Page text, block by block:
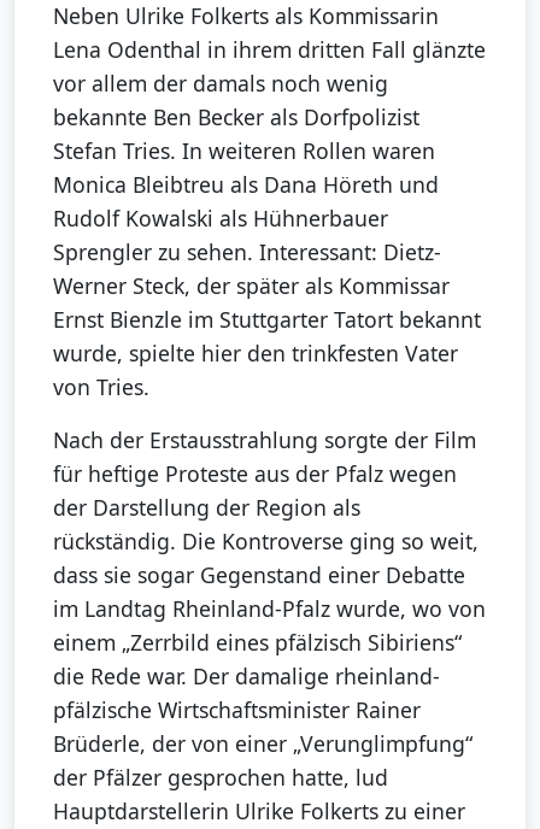
Neben Ulrike Folkerts als Kommissarin
Lena Odenthal in ihrem dritten Fall glänzte
vor allem der damals noch wenig
bekannte Ben Becker als Dorfpolizist
Stefan Tries. In weiteren Rollen waren
Monica Bleibtreu als Dana Höreth und
Rudolf Kowalski als Hühnerbauer
Sprengler zu sehen. Interessant: Dietz-
Werner Steck, der später als Kommissar
Ernst Bienzle im Stuttgarter Tatort bekannt
wurde, spielte hier den trinkfesten Vater
von Tries.
Nach der Erstausstrahlung sorgte der Film
für heftige Proteste aus der Pfalz wegen
der Darstellung der Region als
rückständig. Die Kontroverse ging so weit,
dass sie sogar Gegenstand einer Debatte
im Landtag Rheinland-Pfalz wurde, wo von
einem „Zerrbild eines pfälzisch Sibiriens“
die Rede war. Der damalige rheinland-
pfälzische Wirtschaftsminister Rainer
Brüderle, der von einer „Verunglimpfung“
der Pfälzer gesprochen hatte, lud
Hauptdarstellerin Ulrike Folkerts zu einer